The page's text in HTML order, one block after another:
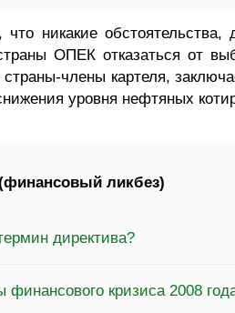
что никакие
ОПЕК отказаться от
страны-члены картеля,
уровня нефтяных
ликбез)
директива?
финансового кризиса 2008